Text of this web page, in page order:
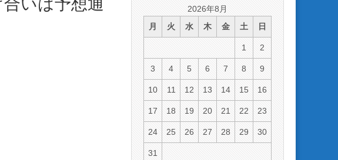
2026年8月
月
火 水 木 金 土 日
1 2
3 4 5 6 7 8 9
10 11 12 13 14 15 16
17 18 19 20 21 22 23
24 25 26 27 28 29 30
31